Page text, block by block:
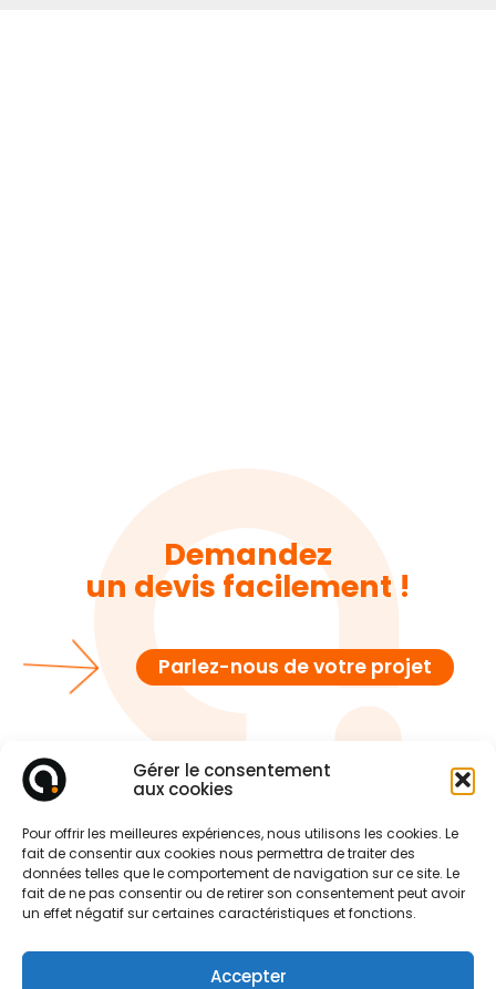
Gérer le consentement
aux cookies
Pour offrir les meilleures expériences, nous utilisons les cookies. Le
fait de consentir aux cookies nous permettra de traiter des
données telles que le comportement de navigation sur ce site. Le
fait de ne pas consentir ou de retirer son consentement peut avoir
un effet négatif sur certaines caractéristiques et fonctions.
Accepter
Demandez
un devis facilement !
Parlez-nous de votre projet